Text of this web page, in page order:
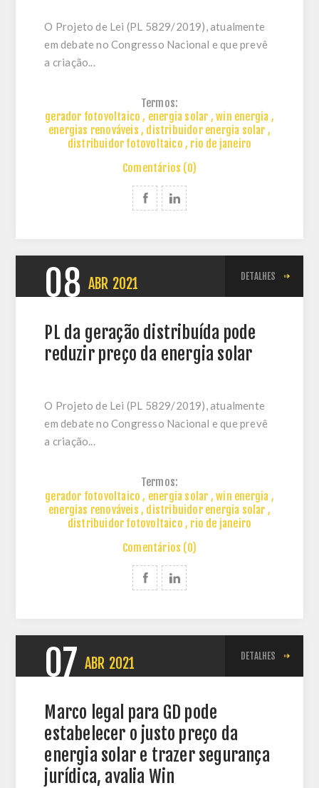
O Projeto de Lei (PL 5829/2019), atualmente
em debate no Congresso Nacional e que prevê
a criação...
Termos:
gerador fotovoltaico , energia solar , win energia ,
energias renováveis , distribuidor energia solar ,
distribuidor fotovoltaico , rio de janeiro
Comentários (0)
08 ABR 2021 DETALHES
PL da geração distribuída pode
reduzir preço da energia solar
O Projeto de Lei (PL 5829/2019), atualmente
em debate no Congresso Nacional e que prevê
a criação...
Termos:
gerador fotovoltaico , energia solar , win energia ,
energias renováveis , distribuidor energia solar ,
distribuidor fotovoltaico , rio de janeiro
Comentários (0)
07 ABR 2021 DETALHES
Marco legal para GD pode
estabelecer o justo preço da
energia solar e trazer segurança
jurídica, avalia Win